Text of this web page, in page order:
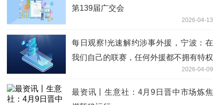
第139届广交会
2026-04-13
每日观察!光速解约涉事外援，宁波：在
我们自己的联赛，任何外援都不拥有特权
2026-04-09
最资讯丨生意社：4月9日晋中市场炼焦